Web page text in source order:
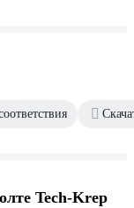
Tech-Krep